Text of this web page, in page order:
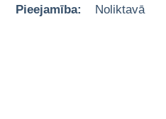
Pieejamība: Noliktavā